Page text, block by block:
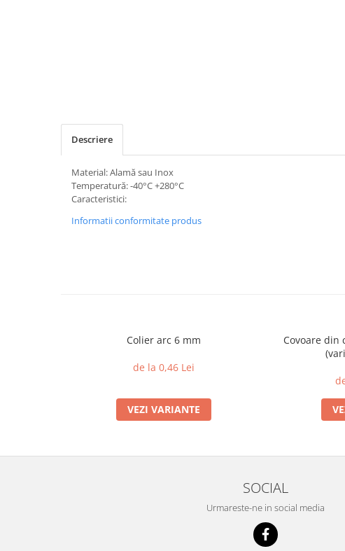
Descriere
Material: Alamă sau Inox
Temperatură: -40°C +280°C
Caracteristici:
Informatii conformitate produs
Colier arc 6 mm
de la 0,46 Lei
VEZI VARIANTE
Covoare din
SOCIAL
Urmareste-ne in social media